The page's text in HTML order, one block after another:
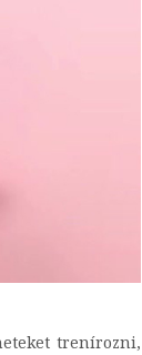
trenírozni,